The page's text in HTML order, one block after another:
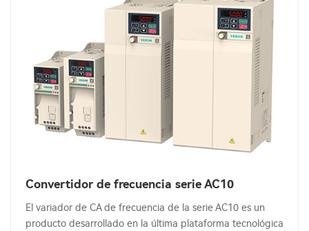
Convertidor de frecuencia serie AC10
El variador de CA de frecuencia de la serie AC10 es un
producto desarrollado en la última plataforma tecnológica